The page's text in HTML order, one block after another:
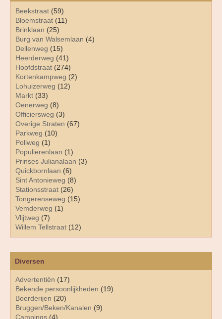
Diversen
Advertentiën (17)
Bekende persoonlijkheden (19)
Boerderijen (20)
Bruggen/Beken/Kanalen (9)
Campings (4)
Beekstraat (59)
Bloemstraat (11)
Brinklaan (25)
Burg van Walsemlaan (4)
Dellenweg (15)
Heerderweg (41)
Hoofdstraat (274)
Kortenkampweg (2)
Lohuizerweg (12)
Markt (33)
Oenerweg (8)
Officiersweg (3)
Overige Straten (67)
Parkweg (10)
Pollweg (1)
Populierenlaan (1)
Prinses Julianalaan (3)
Quickbornlaan (6)
Sint Antonieweg (8)
Stationsstraat (26)
Tongerenseweg (15)
Vemderweg (1)
Vlijtweg (7)
Willem Tellstraat (12)